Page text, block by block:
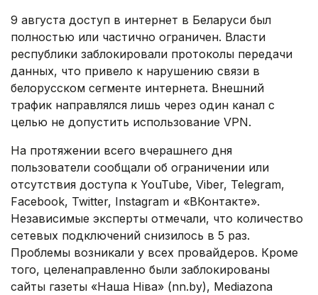
9 августа доступ в интернет в Беларуси был
полностью или частично ограничен. Власти
республики заблокировали протоколы передачи
данных, что привело к нарушению связи в
белорусском сегменте интернета. Внешний
трафик направлялся лишь через один канал с
целью не допустить использование VPN.
На протяжении всего вчерашнего дня
пользователи сообщали об ограничении или
отсутствия доступа к YouTube, Viber, Telegram,
Facebook, Twitter, Instagram и «ВКонтакте».
Независимые эксперты отмечали, что количество
сетевых подключений снизилось в 5 раз.
Проблемы возникали у всех провайдеров. Кроме
того, целенаправленно были заблокированы
сайты газеты «Наша Ніва» (nn.by), Mediazona